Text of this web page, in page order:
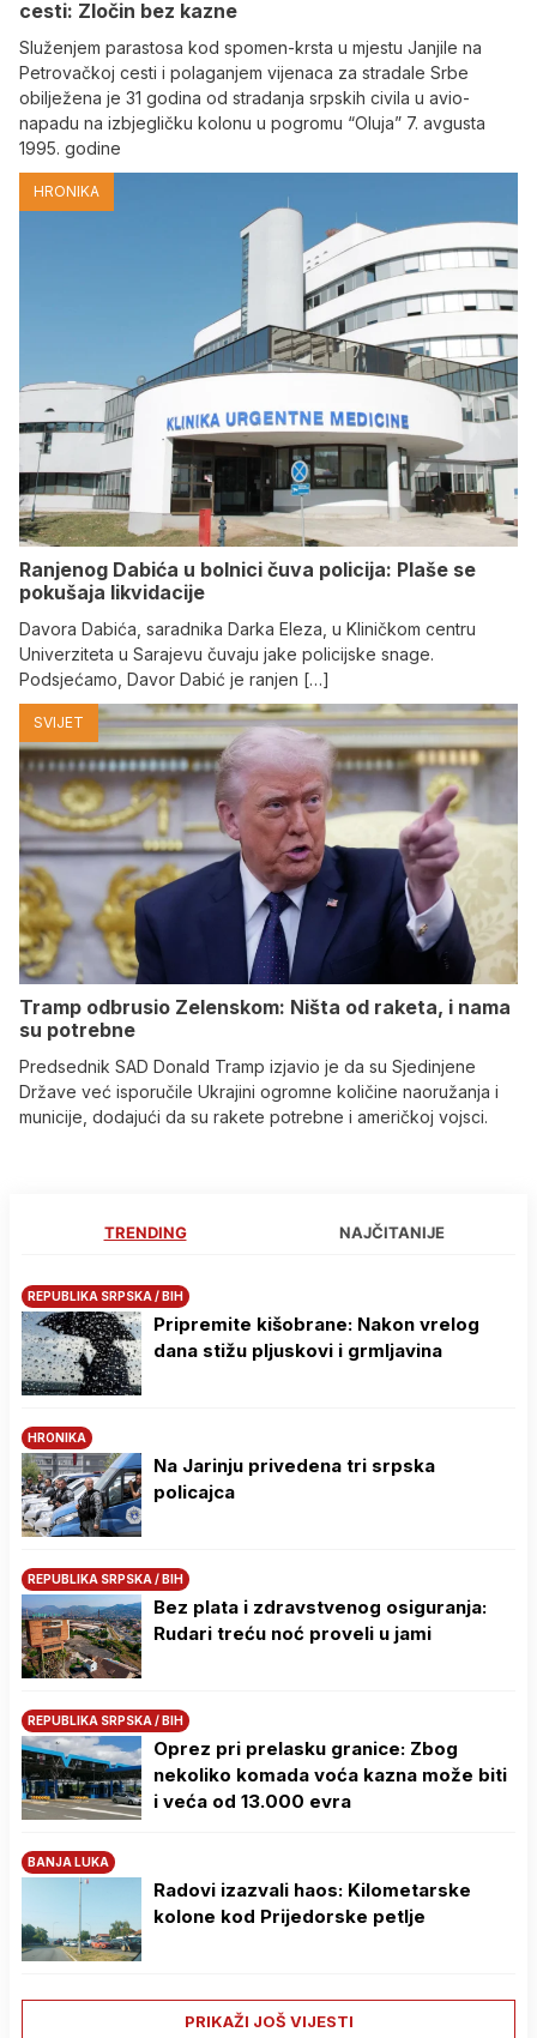
cesti: Zločin bez kazne
Služenjem parastosa kod spomen-krsta u mjestu Janjile na
Petrovačkoj cesti i polaganjem vijenaca za stradale Srbe
obilježena je 31 godina od stradanja srpskih civila u avio-
napadu na izbjegličku kolonu u pogromu “Oluja” 7. avgusta
1995. godine
HRONIKA
Ranjenog Dabića u bolnici čuva policija: Plaše se
pokušaja likvidacije
Davora Dabića, saradnika Darka Eleza, u Kliničkom centru
Univerziteta u Sarajevu čuvaju jake policijske snage.
Podsjećamo, Davor Dabić je ranjen […]
SVIJET
Tramp odbrusio Zelenskom: Ništa od raketa, i nama
su potrebne
Predsednik SAD Donald Tramp izjavio je da su Sjedinjene
Države već isporučile Ukrajini ogromne količine naoružanja i
municije, dodajući da su rakete potrebne i američkoj vojsci.
TRENDING NAJČITANIJE
REPUBLIKA SRPSKA / BIH
Pripremite kišobrane: Nakon vrelog
dana stižu pljuskovi i grmljavina
HRONIKA
Na Јarinju privedena tri srpska
policajca
REPUBLIKA SRPSKA / BIH
Bez plata i zdravstvenog osiguranja:
Rudari treću noć proveli u jami
REPUBLIKA SRPSKA / BIH
Oprez pri prelasku granice: Zbog
nekoliko komada voća kazna može biti
i veća od 13.000 evra
BANJA LUKA
Radovi izazvali haos: Kilometarske
kolone kod Prijedorske petlje
PRIKAŽI JOŠ VIJESTI